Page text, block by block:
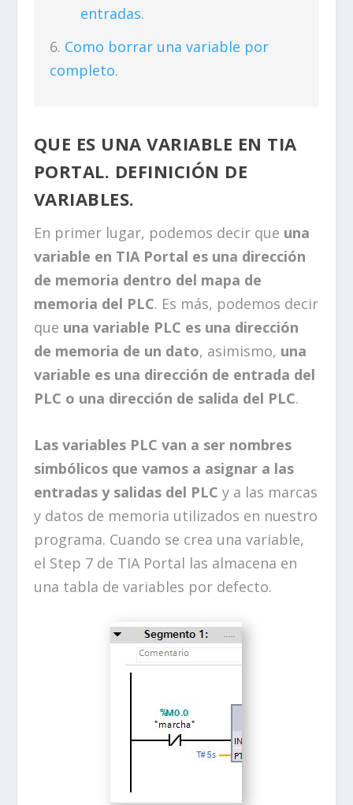
entradas.
Como borrar una variable por
completo.
QUE ES UNA VARIABLE EN TIA
PORTAL. DEFINICIÓN DE
VARIABLES.
En primer lugar, podemos decir que una
variable en TIA Portal es una dirección
de memoria dentro del mapa de
memoria del PLC. Es más, podemos decir
que una variable PLC es una dirección
de memoria de un dato, asimismo, una
variable es una dirección de entrada del
PLC o una dirección de salida del PLC.
Las variables PLC van a ser nombres
simbólicos que vamos a asignar a las
entradas y salidas del PLC y a las marcas
y datos de memoria utilizados en nuestro
programa. Cuando se crea una variable,
el Step 7 de TIA Portal las almacena en
una tabla de variables por defecto.